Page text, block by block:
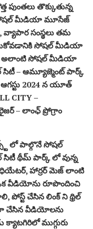
పుంతలు తొక్కుతున్న
సోషల్ మీడియా మూసేజ్
వ్యాపార సంస్థలు తమ
సోషల్ మీడియా
అలాంటి సోషల్ మీడియా
సిటీ – ఆమ్యూజ్మెంట్ పార్క్
2024 న యూత్
CITY –
– లాంఛ్ ప్రోగ్రాం
లో పాల్గొనే సోషల్
సిటీ థీమ్ పార్క్ లో వున్న
ధియేటర్, హార్రర్ మెజ్ లాంటి
వీడియోను రూపొందించి
చేసిన లింక్ ని థ్రిల్
చేసిన వీడియోలను
క్యాటగిరిలో ముగ్గురు